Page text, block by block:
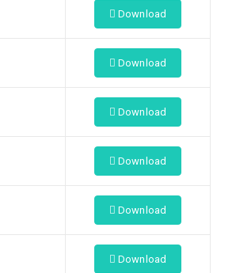
Download
Download
Download
Download
Download
Download